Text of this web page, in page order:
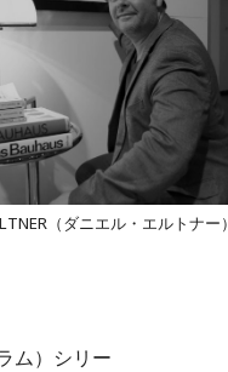
（ダニエル・エルトナー）
ム）シリー